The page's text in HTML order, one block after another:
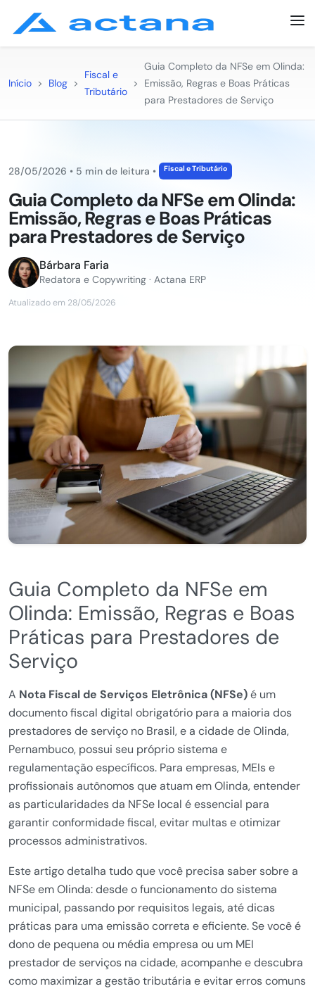
Início > Blog >
Fiscal e
Tributário
>
Guia Completo da NFSe em Olinda:
Emissão, Regras e Boas Práticas
para Prestadores de Serviço
28/05/2026 • 5 min de leitura • Fiscal e Tributário
Guia Completo da NFSe em Olinda:
Emissão, Regras e Boas Práticas
para Prestadores de Serviço
Bárbara Faria
Redatora e Copywriting · Actana ERP
Atualizado em 28/05/2026
Guia Completo da NFSe em
Olinda: Emissão, Regras e Boas
Práticas para Prestadores de
Serviço
A Nota Fiscal de Serviços Eletrônica (NFSe)é um
documento fiscal digital obrigatório para a maioria dos
prestadores de serviço no Brasil, e a cidade de Olinda,
Pernambuco, possui seu próprio sistema e
regulamentação específicos. Para empresas, MEIs e
profissionais autônomos que atuam em Olinda, entender
as particularidades da NFSe local é essencial para
garantir conformidade fiscal, evitar multas e otimizar
processos administrativos.
Este artigo detalha tudo que você precisa saber sobre a
NFSe em Olinda: desde o funcionamento do sistema
municipal, passando por requisitos legais, até dicas
práticas para uma emissão correta e eficiente. Se você é
dono de pequena ou média empresa ou um MEI
prestador de serviços na cidade, acompanhe e descubra
como maximizar a gestão tributária e evitar erros comuns